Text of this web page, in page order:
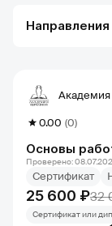
Направления
Основы
0.00 (0)
25 600 ₽32
Проверено:
Сертификат или
Сертификат